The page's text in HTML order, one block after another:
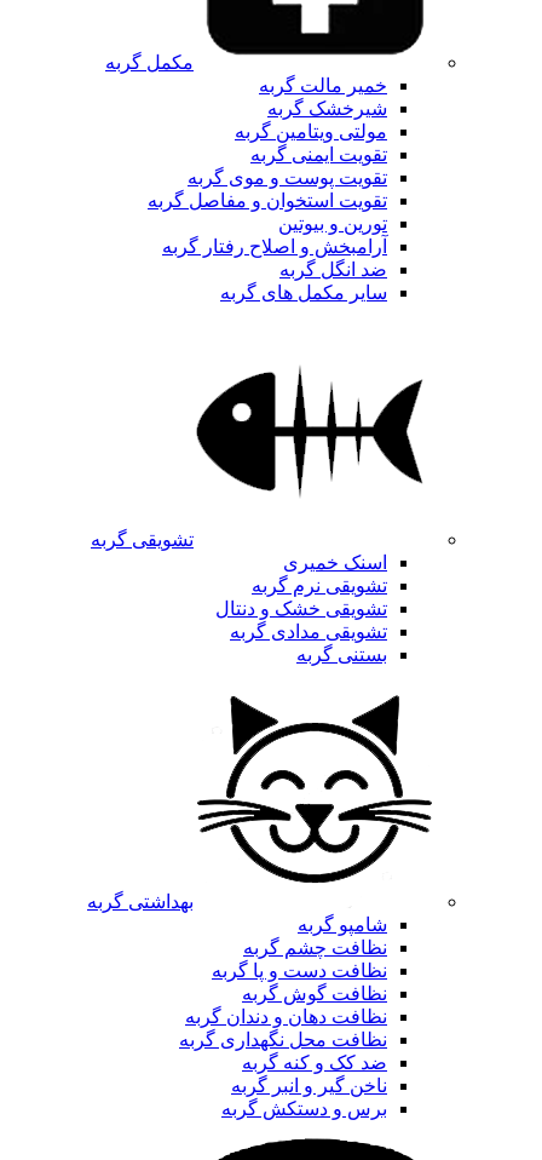
مکمل گربه
خمیر مالت گربه
شیرخشک گربه
مولتی ویتامین گربه
تقویت ایمنی گربه
تقویت پوست و موی گربه
تقویت استخوان و مفاصل گربه
تورین و بیوتین
آرامبخش و اصلاح رفتار گربه
ضد انگل گربه
سایر مکمل های گربه
تشویقی گربه
اسنک خمیری
تشویقی نرم گربه
تشویقی خشک و دنتال
تشویقی مدادی گربه
بستنی گربه
بهداشتی گربه
شامپو گربه
نظافت چشم گربه
نظافت دست و پا گربه
نظافت گوش گربه
نظافت دهان و دندان گربه
نظافت محل نگهداری گربه
ضد کک و کنه گربه
ناخن گیر و انبر گربه
برس و دستکش گربه